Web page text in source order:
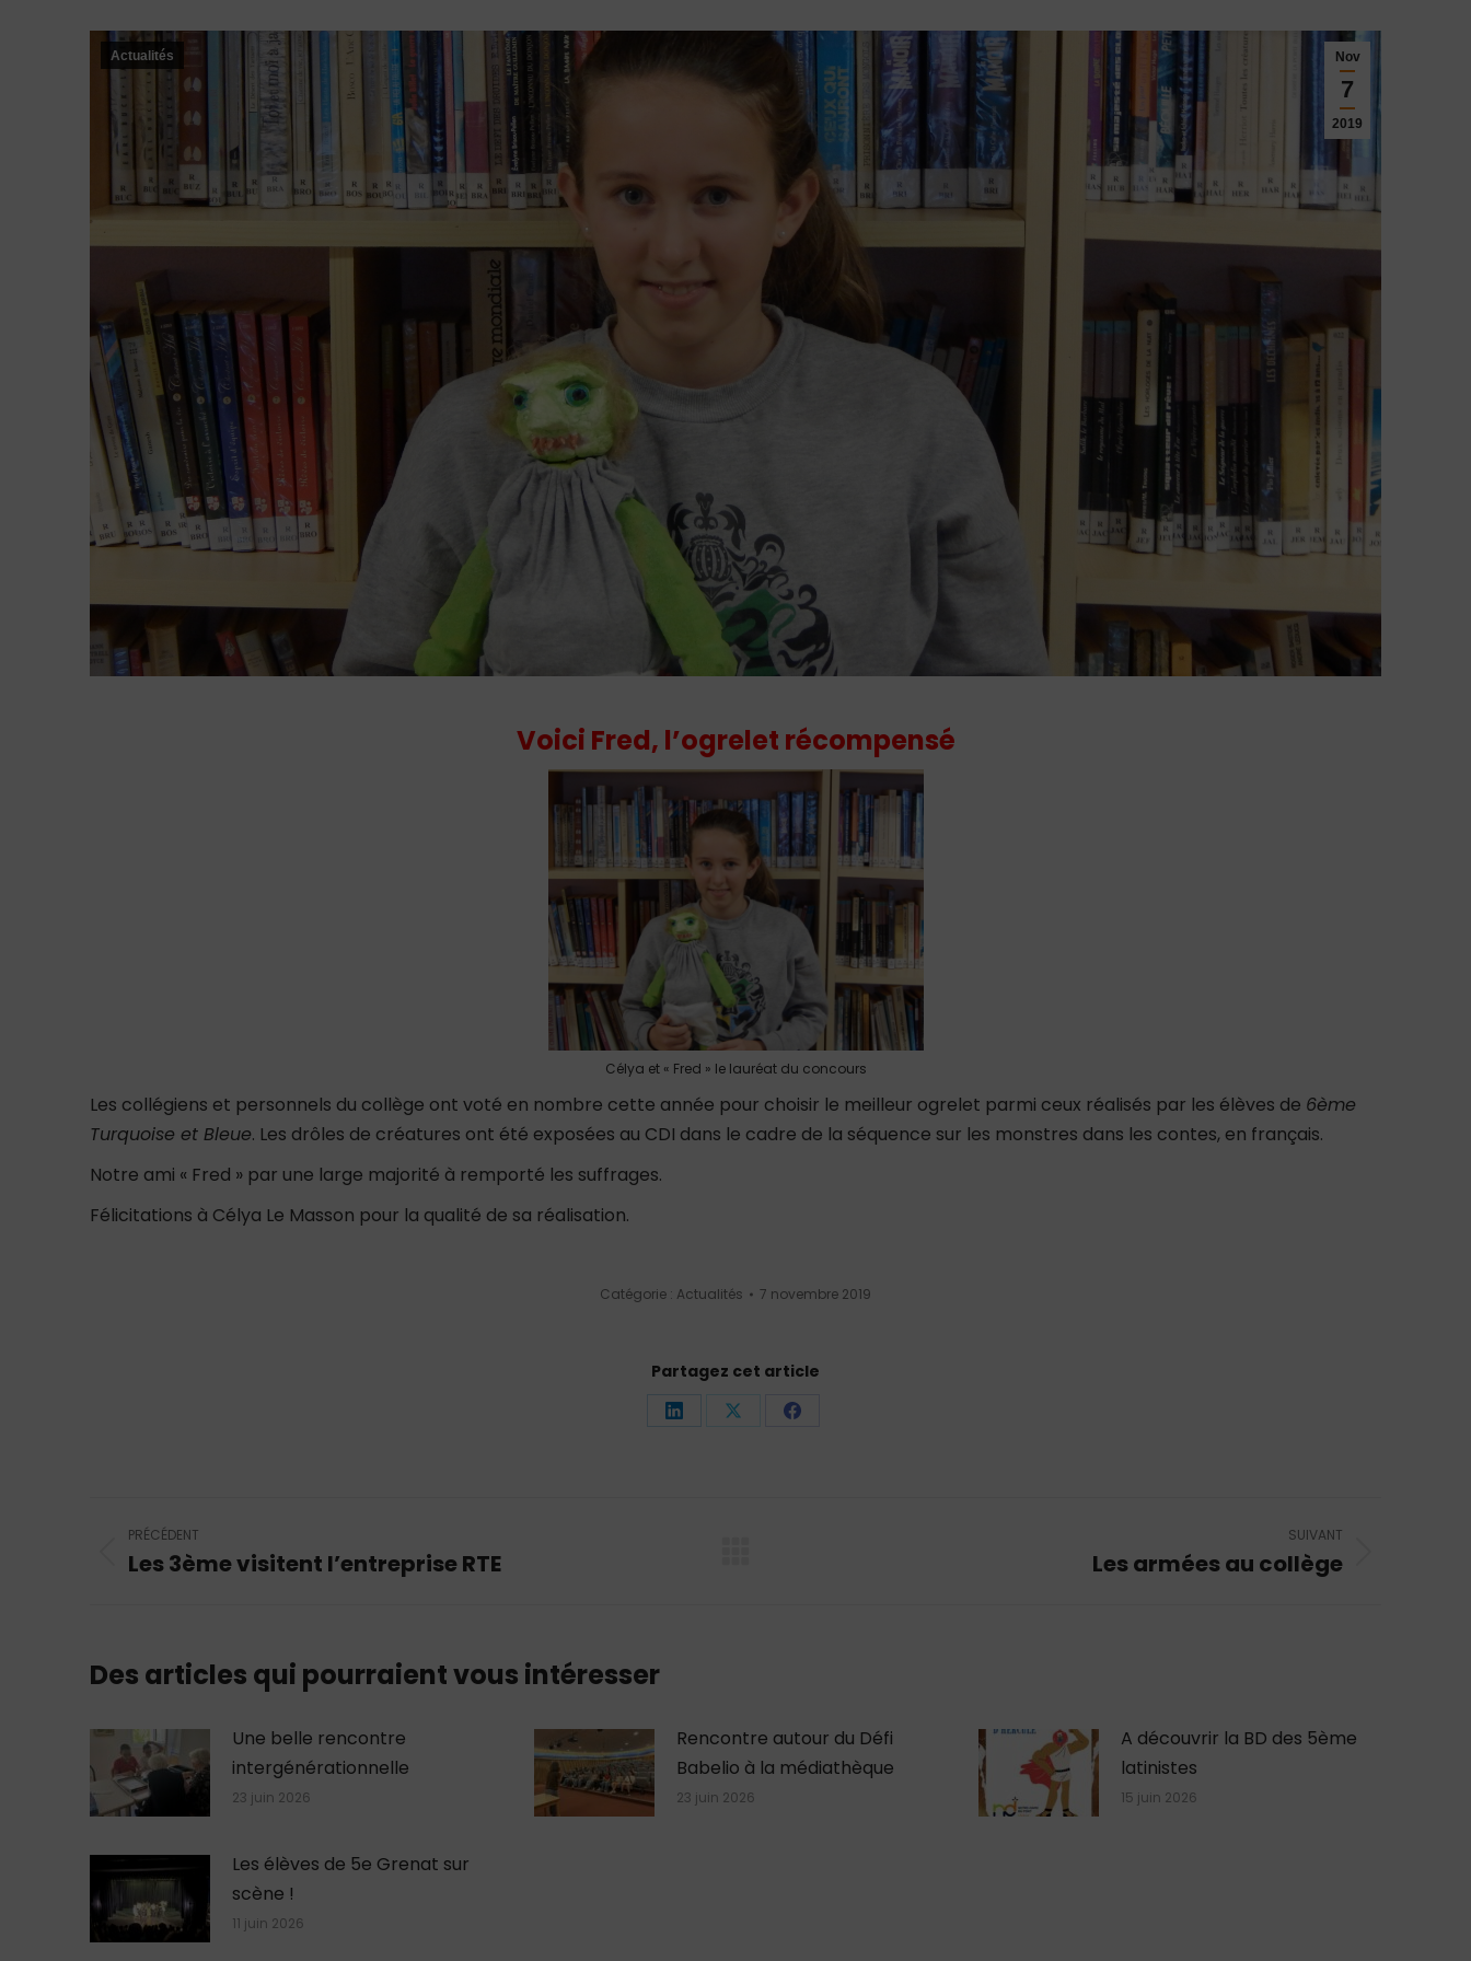
Nov
7
2019
Actualités
Voici Fred, l’ogrelet récompensé
Célya et « Fred » le lauréat du concours
Les collégiens et personnels du collège ont voté en nombre cette année pour choisir le meilleur ogrelet parmi ceux réalisés par les élèves de 6ème
Turquoise et Bleue. Les drôles de créatures ont été exposées au CDI dans le cadre de la séquence sur les monstres dans les contes, en français.
Notre ami « Fred » par une large majorité à remporté les suffrages.
Félicitations à Célya Le Masson pour la qualité de sa réalisation.
Catégorie : Actualités 7 novembre 2019
Partagez cet article
PartagerPartagerPartager
Navigation
article
PRÉCÉDENT
Article
Les 3ème visitent l’entreprise RTE
SUIVANT
Les armées au collège
Des articles qui pourraient vous intéresser
Une belle rencontre
intergénérationnelle
23 juin 2026
Rencontre autour du Défi
Babelio à la médiathèque
23 juin 2026
A découvrir la BD des 5ème
latinistes
15 juin 2026
Les élèves de 5e Grenat sur
scène !
11 juin 2026